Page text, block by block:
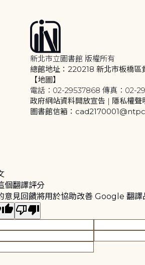
新北市立圖書館 版權所有
總館地址：220218 新北市板橋區
【地圖】
電話：02-29537868 傳真：02-
政府網站資料開放宣告 | 隱私權聲
圖書館信箱：
個翻譯評分
意見回饋將用於協助改善 Google 翻譯